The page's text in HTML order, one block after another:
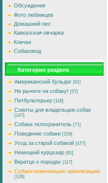
Обсуждения
Фото любимцев
Домашний пес
Кавказская овчарка
Клички
Собаковод
Категории раздела
Американский бульдог [61]
Не рычите на собаку! [57]
Питбультерьер [118]
Советы для владельцев собак
[147]
Собака телохранитель [71]
Поведение собаки [154]
Уход за старой собакой [477]
Немецкий курцхаар [81]
Вкратце о породах [117]
Собаки изменившие цивилизацию
[126]